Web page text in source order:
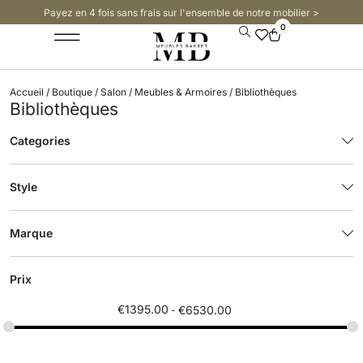
Payez en 4 fois sans frais sur l'ensemble de notre mobilier >​
0
Accueil / Boutique / Salon / Meubles & Armoires / Bibliothèques
Bibliothèques
Categories
Style
Marque
Prix
€1395.00 €6530.00